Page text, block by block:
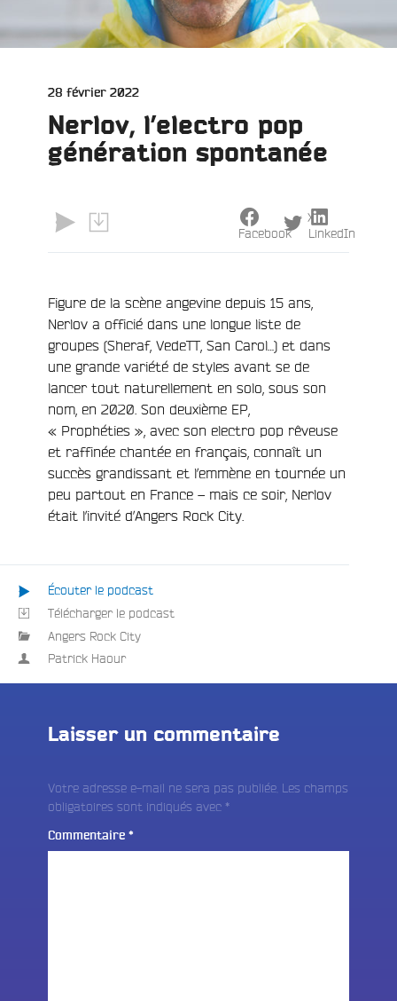
Publié
28 février 2022
Nerlov, l’electro pop
génération spontanée
Figure de la scène angevine depuis 15 ans,
Nerlov a officié dans une longue liste de
groupes (Sheraf, VedeTT, San Carol…) et dans
une grande variété de styles avant se de
lancer tout naturellement en solo, sous son
nom, en 2020. Son deuxième EP,
« Prophéties », avec son electro pop rêveuse
et raffinée chantée en français, connaît un
succès grandissant et l’emmène en tournée un
peu partout en France – mais ce soir, Nerlov
était l’invité d’Angers Rock City.
Facebook
X
LinkedIn
Écouter le podcast
Télécharger le podcast
Angers Rock City
Patrick Haour
Laisser un commentaire
Votre adresse e-mail ne sera pas publiée. Les champs
obligatoires sont indiqués avec *
Commentaire *